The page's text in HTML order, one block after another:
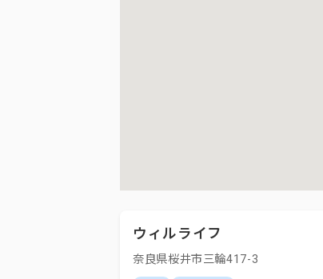
ウィルライフ
奈良県桜井市三輪417-3